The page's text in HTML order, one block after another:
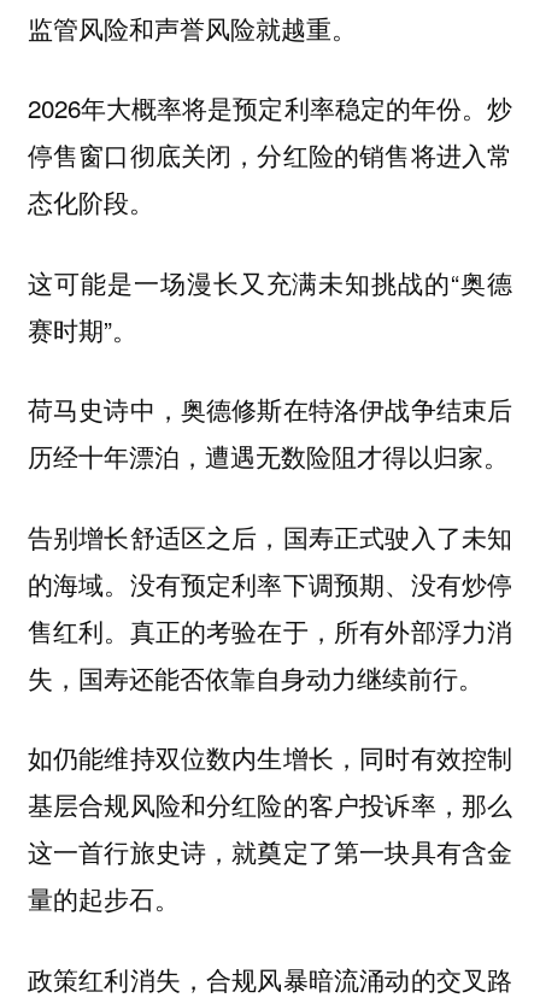
监管风险和声誉风险就越重。
2026年大概率将是预定利率稳定的年份。炒
停售窗口彻底关闭，分红险的销售将进入常
态化阶段。
这可能是一场漫长又充满未知挑战的“奥德
赛时期”。
荷马史诗中，奥德修斯在特洛伊战争结束后
历经十年漂泊，遭遇无数险阻才得以归家。
告别增长舒适区之后，国寿正式驶入了未知
的海域。没有预定利率下调预期、没有炒停
售红利。真正的考验在于，所有外部浮力消
失，国寿还能否依靠自身动力继续前行。
如仍能维持双位数内生增长，同时有效控制
基层合规风险和分红险的客户投诉率，那么
这一首行旅史诗，就奠定了第一块具有含金
量的起步石。
政策红利消失，合规风暴暗流涌动的交叉路